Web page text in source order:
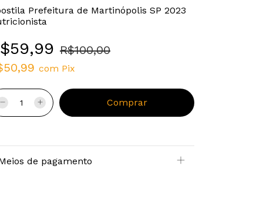
Prefeitura de Martinópolis SP 2023
R$100,00
com Pix
de pagamento